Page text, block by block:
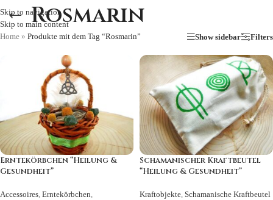
Skip to navigation
Skip to main content
Rosmarin
Home » Produkte mit dem Tag “Rosmarin” Show sidebar Filters
Erntekörbchen “Heilung &
Gesundheit”
Accessoires, Erntekörbchen,
Schamanischer Kraftbeutel
“Heilung & Gesundheit”
Kraftobjekte, Schamanische Kraftbeutel